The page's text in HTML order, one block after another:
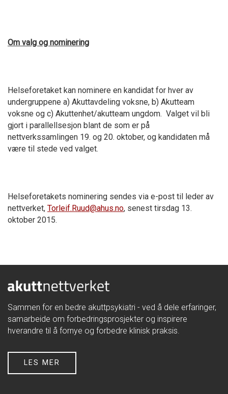
Om valg og nominering
Helseforetaket kan nominere en kandidat for hver av
undergruppene a) Akuttavdeling voksne, b) Akutteam
voksne og c) Akuttenhet/akutteam ungdom. Valget vil bli
gjort i parallellsesjon blant de som er på
nettverkssamlingen 19. og 20. oktober, og kandidaten må
være til stede ved valget.
Helseforetakets nominering sendes via e-post til leder av
nettverket, Torleif.Ruud@ahus.no, senest tirsdag 13.
oktober 2015.
Sammen for en bedre akuttpsykiatri - ved å dele erfaringer,
samarbeide om forbedringsprosjekter og inspirere
hverandre til å fornye og forbedre klinisk praksis.
LES MER